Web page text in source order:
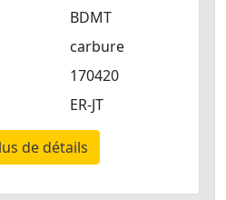
BDMT
carbure
170420
ER-JT
de détails